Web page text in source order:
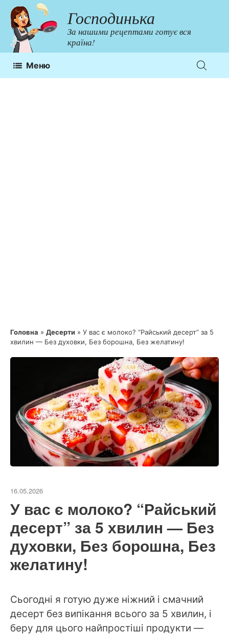
Перейти
до
контенту
Господинька
За нашими рецептами готує вся
країна!
Меню
Головна » Десерти » У вас є молоко? “Райський десерт” за 5
хвилин — Без духовки, Без борошна, Без желатину!
16.05.2026
У вас є молоко? “Райський
десерт” за 5 хвилин — Без
духовки, Без борошна, Без
желатину!
Сьогодні я готую дуже ніжний і смачний
десерт без випікання всього за 5 хвилин, і
беру для цього найпростіші продукти —